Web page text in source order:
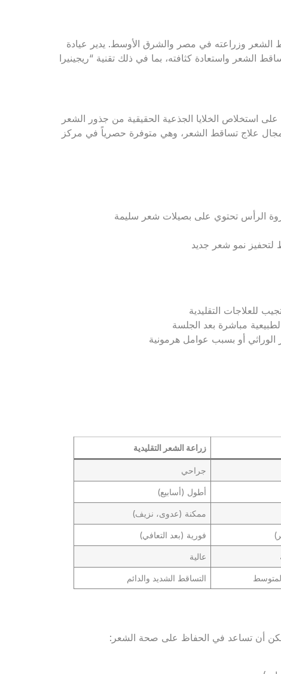
الشعر وزراعته في مصر والشرق الأوسط. يدير عيادة
الشعر واستعادة كثافته، بما في ذلك تقنية “ريجينيرا
استخلاص الخلايا الجذعية الحقيقية من جذور الشعر
علاج تساقط الشعر، وهي متوفرة حصرياً في مركز
الرأس تحتوي على بصيلات شعر سليمة
نمو شعر جديد
للعلاجات التقليدية
مباشرة بعد الجلسة
أو بسبب عوامل هرمونية
زراعة الشعر التقليدية
جراحي
أطول (أسابيع)
ممكنة (عدوى، نزيف)
فورية (بعد التعافي)
عالية
التساقط الشديد والدائم
يمكن أن تساعد في الحفاظ على صحة الشعر: